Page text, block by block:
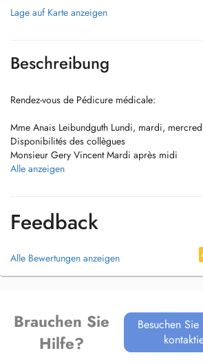
Lage auf Karte anzeigen
Beschreibung
Rendez-vous de Pédicure médicale:
Mme Anais Leibundguth Lundi, mardi,
Disponibilités des collègues
Monsieur Gery Vincent Mardi après midi
ou par téléphone Gsm 352 661 615 532
sera facturé.
Alle anzeigen
Feedback
Alle Bewertungen anzeigen
Brauchen Sie
Hilfe?
Besuchen